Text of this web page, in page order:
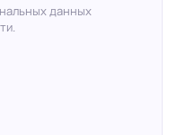
данных